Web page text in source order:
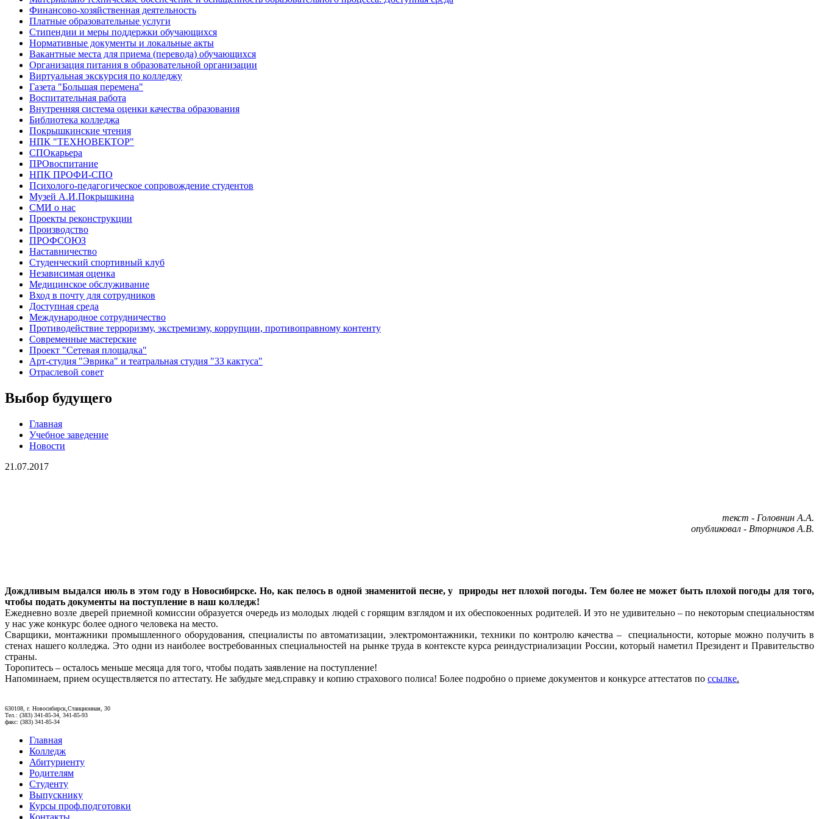
Финансово-хозяйственная деятельность
Платные образовательные услуги
Стипендии и меры поддержки обучающихся
Нормативные документы и локальные акты
Вакантные места для приема (перевода) обучающихся
Организация питания в образовательной организации
Виртуальная экскурсия по колледжу
Газета "Большая перемена"
Воспитательная работа
Внутренняя система оценки качества образования
Библиотека колледжа
Покрышкинские чтения
НПК "ТЕХНОВЕКТОР"
СПОкарьера
ПРОвоспитание
НПК ПРОФИ-СПО
Психолого-педагогическое сопровождение студентов
Музей А.И.Покрышкина
СМИ о нас
Проекты реконструкции
Производство
ПРОФСОЮЗ
Наставничество
Студенческий спортивный клуб
Независимая оценка
Медицинское обслуживание
Вход в почту для сотрудников
Доступная среда
Международное сотрудничество
Противодействие терроризму, экстремизму, коррупции, противоправному контенту
Современные мастерские
Проект "Сетевая площадка"
Арт-студия "Эврика" и театральная студия "33 кактуса"
Отраслевой совет
Выбор будущего
Главная
Учебное заведение
Новости
21.07.2017
текст - Головнин А.А.
опубликовал - Вторников А.В.
Дождливым выдался июль в этом году в Новосибирске. Но, как пелось в одной знаменитой песне, у природы нет плохой погоды. Тем более не может быть плохой погоды для того,
чтобы подать документы на поступление в наш колледж!
Ежедневно возле дверей приемной комиссии образуется очередь из молодых людей с горящим взглядом и их обеспокоенных родителей. И это не удивительно – по некоторым специальностям
у нас уже конкурс более одного человека на место.
Сварщики, монтажники промышленного оборудования, специалисты по автоматизации, электромонтажники, техники по контролю качества – специальности, которые можно получить в
стенах нашего колледжа. Это одни из наиболее востребованных специальностей на рынке труда в контексте курса реиндустриализации России, который наметил Президент и Правительство
страны.
Торопитесь – осталось меньше месяца для того, чтобы подать заявление на поступление!
Напоминаем, прием осуществляется по аттестату. Не забудьте мед.справку и копию страхового полиса! Более подробно о приеме документов и конкурсе аттестатов по ссылке.
630108, г. Новосибирск,Станционная, 30
Тел.: (383) 341-85-34, 341-85-93
факс: (383) 341-85-34
Главная
Колледж
Абитуриенту
Родителям
Студенту
Выпускнику
Курсы проф.подготовки